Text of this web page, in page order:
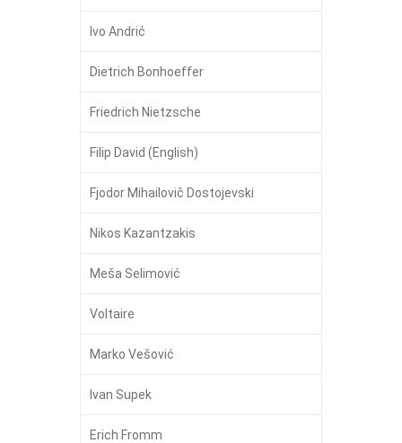
Ivo Andrić
Dietrich Bonhoeffer
Friedrich Nietzsche
Filip David (English)
Fjodor Mihailovič Dostojevski
Nikos Kazantzakis
Meša Selimović
Voltaire
Marko Vešović
Ivan Supek
Erich Fromm